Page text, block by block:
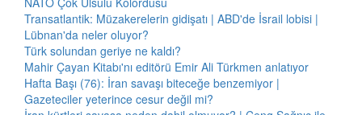
Transatlantik: Müzakerelerin gidişatı | ABD'de İsrail lobisi |
Lübnan'da neler oluyor?
Türk solundan geriye ne kaldı?
Mahir Çayan Kitabı'nı editörü Emir Ali Türkmen anlatıyor
Hafta Başı (76): İran savaşı biteceğe benzemiyor |
Gazeteciler yeterince cesur değil mi?